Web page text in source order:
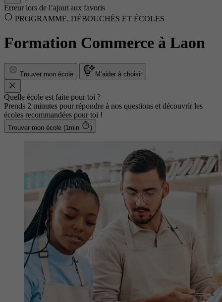
Erreur lors de l’ajout aux favoris
PROGRAMME, DÉBOUCHÉS ET ÉCOLES
Formation Commerce à Laon
Trouver mon école M’aider à choisir
Quelle école est faite pour toi ?
Prends 2 minutes pour répondre à nos questions et découvrir les
écoles recommandées pour toi !
Trouver mon école (1min )